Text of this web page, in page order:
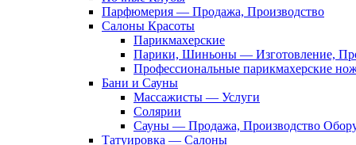
Парфюмерия — Продажа, Производство
Салоны Красоты
Парикмахерские
Парики, Шиньоны — Изготовление,
Профессиональные парикмахерские
Бани и Сауны
Массажисты — Услуги
Солярии
Сауны — Продажа, Производство
Татуировка — Салоны